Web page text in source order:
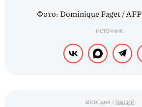
Фото: Dominique Faget /
ИСТОЧНИК:
БЛОК ДНЯ / ОБЩИЙ